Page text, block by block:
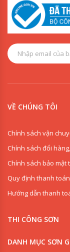
VỀ CHÚNG TÔI
Chính sách vận
Chính sách đổi
Chính sách bảo mật
Quy định thanh toán
Hướng dẫn thanh
THI CÔNG SƠN
DANH MỤC SƠN